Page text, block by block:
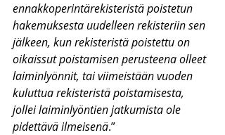
ennakkoperintärekisteristä poistetun
hakemuksesta uudelleen rekisteriin sen
jälkeen, kun rekisteristä poistettu on
oikaissut poistamisen perusteena olleet
laiminlyönnit, tai viimeistään vuoden
kuluttua rekisteristä poistamisesta,
jollei laiminlyöntien jatkumista ole
pidettävä ilmeisenä.”